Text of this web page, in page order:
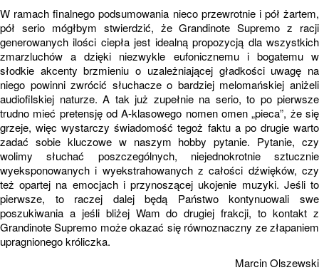
W ramach finalnego podsumowania nieco przewrotnie i pół żartem,
pół serio mógłbym stwierdzić, że Grandinote Supremo z racji
generowanych ilości ciepła jest idealną propozycją dla wszystkich
zmarzluchów a dzięki niezwykle eufonicznemu i bogatemu w
słodkie akcenty brzmieniu o uzależniającej gładkości uwagę na
niego powinni zwrócić słuchacze o bardziej melomańskiej aniżeli
audiofilskiej naturze. A tak już zupełnie na serio, to po pierwsze
trudno mieć pretensję od A-klasowego nomen omen „pieca”, że się
grzeje, więc wystarczy świadomość tegoż faktu a po drugie warto
zadać sobie kluczowe w naszym hobby pytanie. Pytanie, czy
wolimy słuchać poszczególnych, niejednokrotnie sztucznie
wyeksponowanych i wyekstrahowanych z całości dźwięków, czy
też opartej na emocjach i przynoszącej ukojenie muzyki. Jeśli to
pierwsze, to raczej dalej będą Państwo kontynuowali swe
poszukiwania a jeśli bliżej Wam do drugiej frakcji, to kontakt z
Grandinote Supremo może okazać się równoznaczny ze złapaniem
upragnionego króliczka.
Marcin Olszewski